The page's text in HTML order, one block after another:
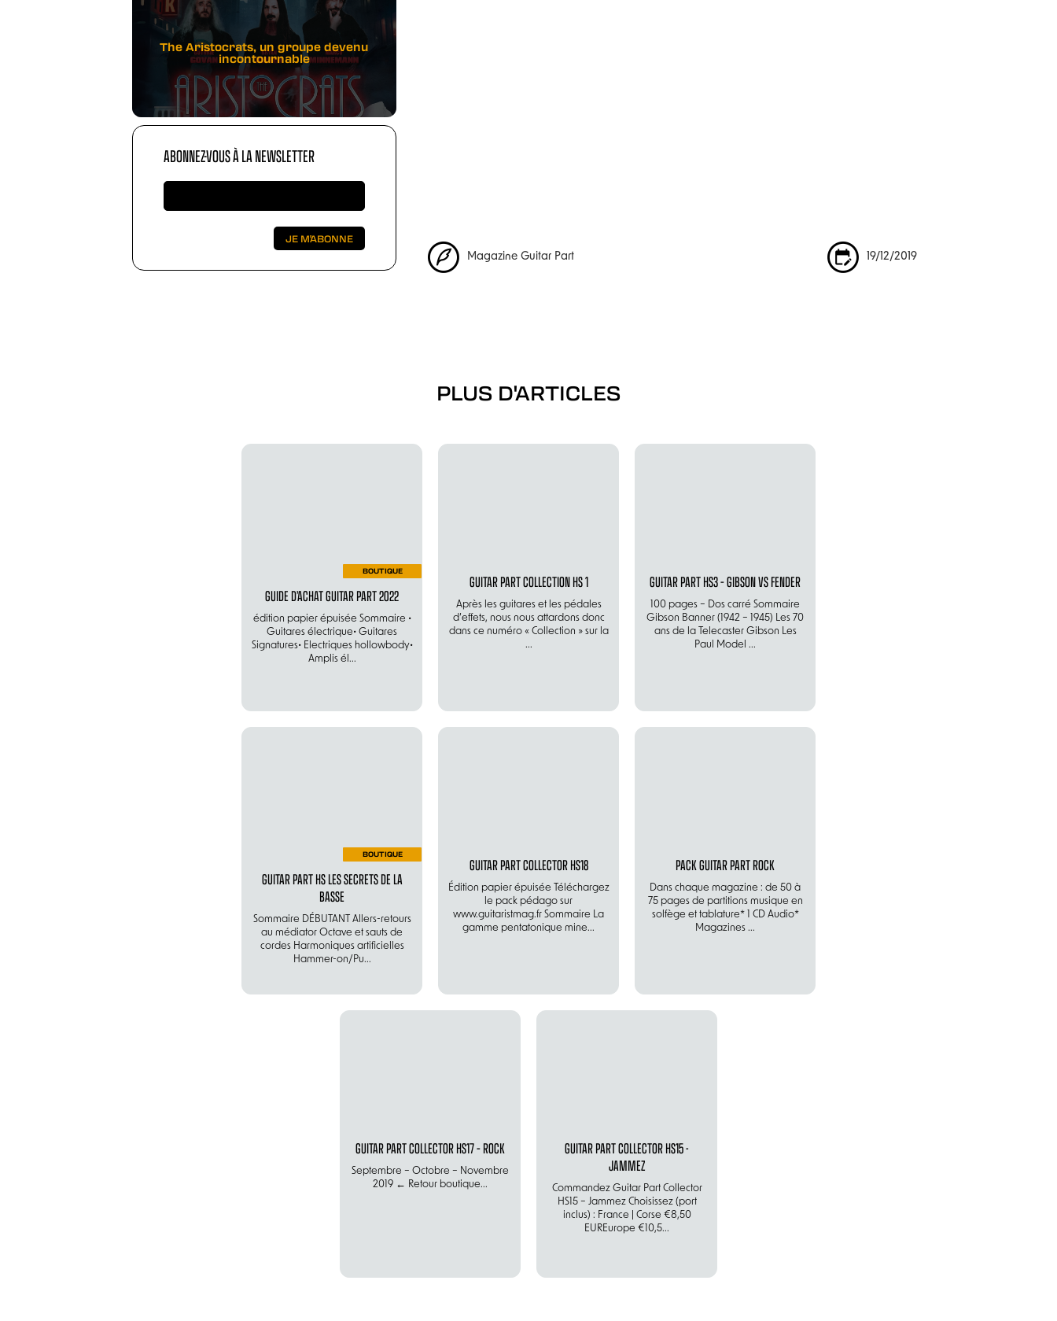
The Aristocrats, un groupe devenu
incontournable
ABONNEZ-VOUS À LA NEWSLETTER
Magazine Guitar Part 19/12/2019
PLUS D'ARTICLES
BOUTIQUE
GUIDE D’ACHAT GUITAR PART 2022
édition papier épuisée Sommaire •
Guitares électrique• Guitares
Signatures• Electriques hollowbody•
Amplis él...
GUITAR PART COLLECTION HS 1
Après les guitares et les pédales
d’effets, nous nous attardons donc
dans ce numéro « Collection » sur la
...
GUITAR PART HS3 – GIBSON VS FENDER
100 pages – Dos carré Sommaire
Gibson Banner (1942 – 1945) Les 70
ans de la Telecaster Gibson Les
Paul Model ...
BOUTIQUE
GUITAR PART HS LES SECRETS DE LA
BASSE
Sommaire DÉBUTANT Allers-retours
au médiator Octave et sauts de
cordes Harmoniques artificielles
Hammer-on/Pu...
GUITAR PART COLLECTOR HS18
Édition papier épuisée Téléchargez
le pack pédago sur
www.guitaristmag.fr Sommaire La
gamme pentatonique mine...
PACK GUITAR PART ROCK
Dans chaque magazine : de 50 à
75 pages de partitions musique en
solfège et tablature* 1 CD Audio*
Magazines ...
GUITAR PART COLLECTOR HS17 – ROCK
Septembre – Octobre – Novembre
2019 ← Retour boutique...
GUITAR PART COLLECTOR HS15 -
JAMMEZ
Commandez Guitar Part Collector
HS15 – Jammez Choisissez (port
inclus) : France | Corse €8,50
EUREurope €10,5...